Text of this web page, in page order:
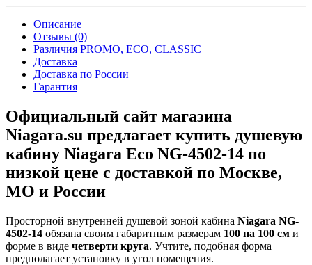
Описание
Отзывы (0)
Различия PROMO, ECO, CLASSIC
Доставка
Доставка по России
Гарантия
Официальный сайт магазина
Niagara.su предлагает купить душевую
кабину Niagara Eco NG-4502-14 по
низкой цене с доставкой по Москве,
МО и России
Просторной внутренней душевой зоной кабина Niagara NG-
4502-14 обязана своим габаритным размерам 100 на 100 см и
форме в виде четверти круга. Учтите, подобная форма
предполагает установку в угол помещения.